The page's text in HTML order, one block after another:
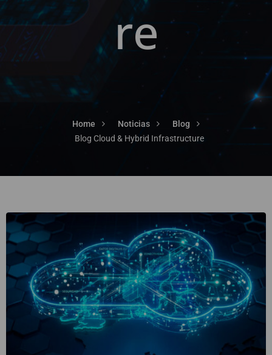
re
Home Noticias
Blog
Blog Cloud & Hybrid Infrastructure